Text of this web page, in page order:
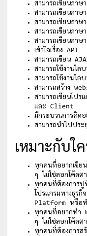
สามารถเขียนภาษ
สามารถเขียนภาษ
สามารถเขียนภา
สามารถเขียนภาษ
สามารถเขียนภาษ
เข้าใจเรื่อง API
สามารถเขียน
สามารถใช้งานไล
สามารถใช้งานไ
สามารถสร้าง
สามารถเขียนโป
และ Client
มีกระบวนการคิด
สามารถนำไปประ
เหมาะกับใ
ทุกคนที่อยากเขีย
ๆ ไม่ใช่ลอกโค้ดตา
ทุกคนที่ต้องการปู
โปรแกรมทางธุร
Platform หรือท
ทุกคนที่อยากทำ
ๆ ไม่ใช่ลอกโค้ดตา
ทุกคนที่ต้องการส